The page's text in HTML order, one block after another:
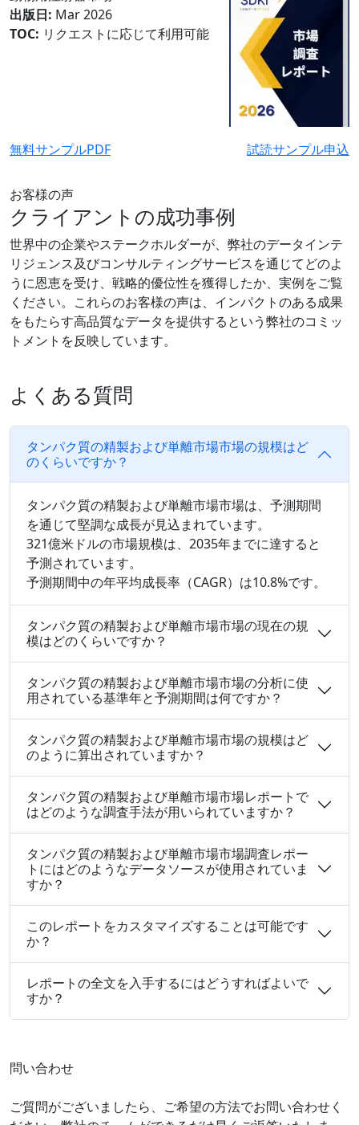
出版日: Mar 2026
TOC: リクエストに応じて利用可能
無料サンプルPDF 試読サンプル申込
お客様の声
クライアントの成功事例
世界中の企業やステークホルダーが、弊社のデータインテ
リジェンス及びコンサルティングサービスを通じてどのよ
うに恩恵を受け、戦略的優位性を獲得したか、実例をご覧
ください。これらのお客様の声は、インパクトのある成果
をもたらす高品質なデータを提供するという弊社のコミッ
トメントを反映しています。
よくある質問
タンパク質の精製および単離市場市場の規模はど
のくらいですか？
タンパク質の精製および単離市場市場は、予測期間
を通じて堅調な成長が見込まれています。
321億米ドルの市場規模は、2035年までに達すると
予測されています。
予測期間中の年平均成長率（CAGR）は10.8%です。
タンパク質の精製および単離市場市場の現在の規
模はどのくらいですか？
タンパク質の精製および単離市場市場の分析に使
用されている基準年と予測期間は何ですか？
タンパク質の精製および単離市場市場の規模はど
のように算出されていますか？
タンパク質の精製および単離市場市場レポートで
はどのような調査手法が用いられていますか？
タンパク質の精製および単離市場市場調査レポー
トにはどのようなデータソースが使用されていま
すか？
このレポートをカスタマイズすることは可能です
か？
レポートの全文を入手するにはどうすればよいで
すか？
問い合わせ
ご質問がございましたら、ご希望の方法でお問い合わせく